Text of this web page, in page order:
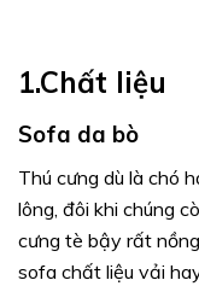
1.Chất liệu
Sofa da bò
Thú cưng dù là chó
lông, đôi khi chúng
cưng tè bậy rất
sofa chất liệu vải